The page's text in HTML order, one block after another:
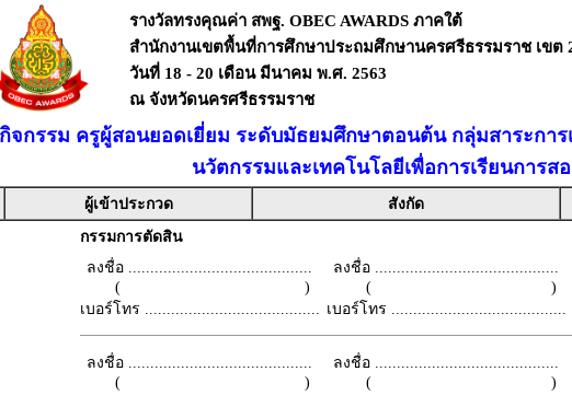
รางวัลทรงคุณค่า สพฐ. OBEC AWARDS ภาคใต้
สำนักงานเขตพื้นที่การศึกษาประถมศึกษานครศรีธรรมราช เขต
วันที่ 18 - 20 เดือน มีนาคม พ.ศ. 2563
ณ จังหวัดนครศรีธรรมราช
จกรรม ครูผู้สอนยอดเยี่ยม ระดับมัธยมศึกษาตอนต้น กลุ่มสาระการ
นวัตกรรมและเทคโนโลยีเพื่อการเรียนการส
ผู้เข้าประกวด สังกัด
กรรมการตัดสิน
ลงชื่อ ..........................................
( )
เบอร์โทร ........................................
ลงชื่อ ..........................................
( )
เบอร์โทร ........................................
ลงชื่อ ..........................................
( )
ลงชื่อ ..........................................
( )